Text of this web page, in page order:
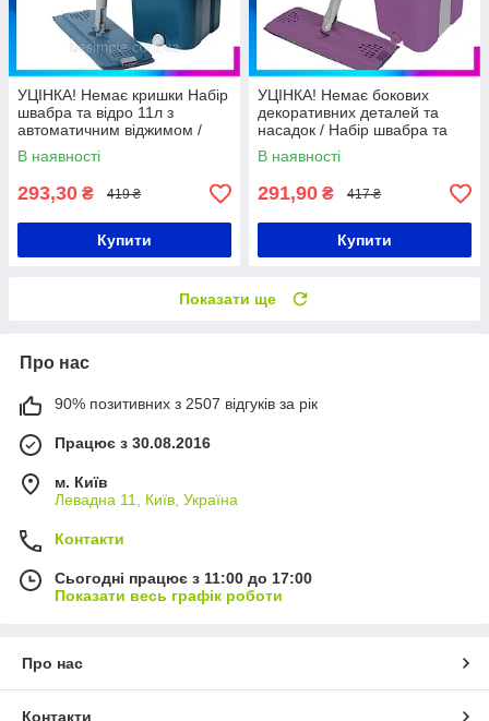
УЦІНКА! Немає кришки Набір
швабра та відро 11л з
автоматичним віджимом /
Швабра для миття підлоги /
Набір для прибирання
В наявності
293,30 ₴ 419 ₴
Купити
УЦІНКА! Немає бокових
декоративних деталей та
насадок / Набір швабра та
відро 11л з автоматичним
віджимом
В наявності
291,90 ₴ 417 ₴
Купити
Показати ще
Про нас
90% позитивних з 2507 відгуків за рік
Працює з 30.08.2016
м. Київ
Левадна 11, Київ, Україна
Контакти
Сьогодні працює з 11:00 до 17:00
Показати весь графік роботи
Про нас
Контакти